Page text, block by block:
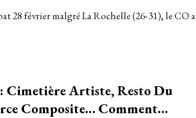
28 février malgré La Rochelle (26-31), le CO a
Cimetière Artiste, Resto Du
Composite… Comment…